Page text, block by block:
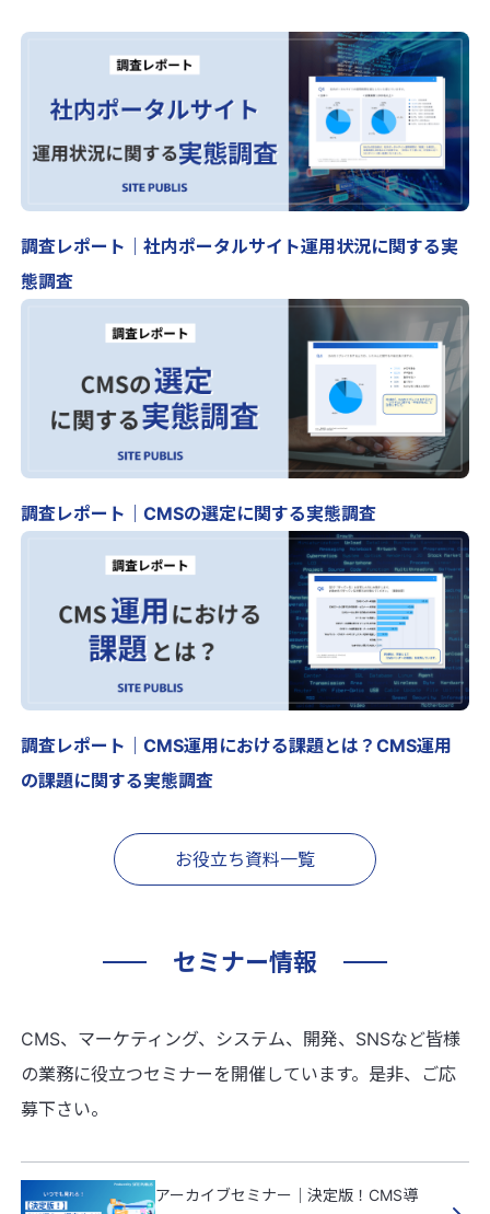
調査レポート｜社内ポータルサイト運用状況に関する実
態調査
調査レポート｜CMSの選定に関する実態調査
調査レポート｜CMS運用における課題とは？CMS運用
の課題に関する実態調査
お役立ち資料一覧
セミナー情報
CMS、マーケティング、システム、開発、SNSなど皆様
の業務に役立つセミナーを開催しています。是非、ご応
募下さい。
アーカイブセミナー｜決定版！CMS導